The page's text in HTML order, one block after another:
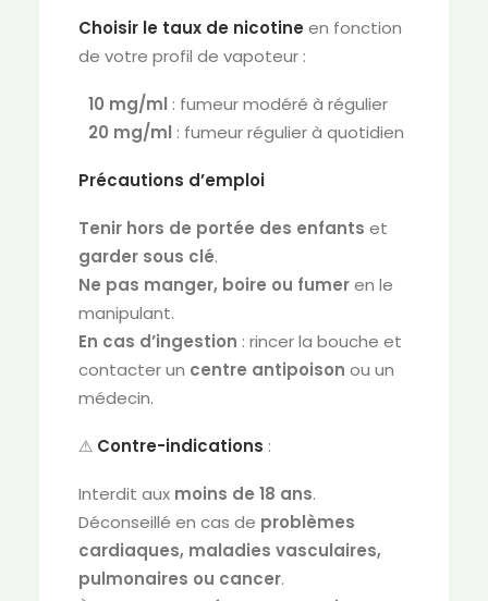
Choisir le taux de nicotine en fonction
de votre profil de vapoteur :
10 mg/ml : fumeur modéré à régulier
20 mg/ml : fumeur régulier à quotidien
Précautions d’emploi
Tenir hors de portée des enfants et
garder sous clé.
Ne pas manger, boire ou fumeren le
manipulant.
En cas d’ingestion : rincer la bouche et
contacter un centre antipoison ou un
médecin.
⚠ Contre-indications :
Interdit aux moins de 18 ans.
Déconseillé en cas de problèmes
cardiaques, maladies vasculaires,
pulmonaires ou cancer.